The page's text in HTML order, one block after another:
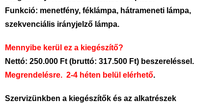
Funkció: menetfény, féklámpa, hátrameneti lámpa,
szekvenciális irányjelző lámpa.
Mennyibe kerül ez a kiegészítő?
Nettó: 250.000 Ft (bruttó: 317.500 Ft) beszereléssel.
Megrendelésre. 2-4 héten belül elérhető.
Szervizünkben a kiegészítők és az alkatrészek